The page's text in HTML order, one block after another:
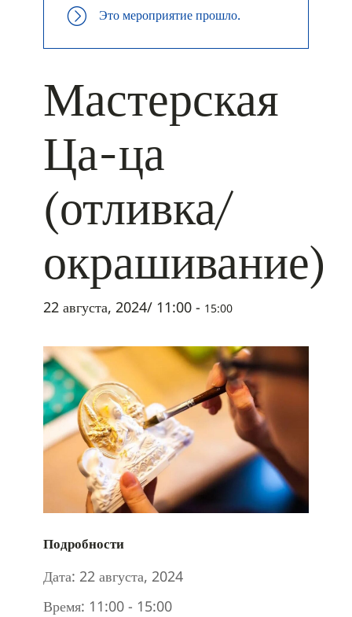
Это мероприятие прошло.
Мастерская
Ца-ца
(отливка/
окрашивание)
22 августа, 2024/ 11:00 - 15:00
Подробности
Дата: 22 августа, 2024
Время: 11:00 - 15:00